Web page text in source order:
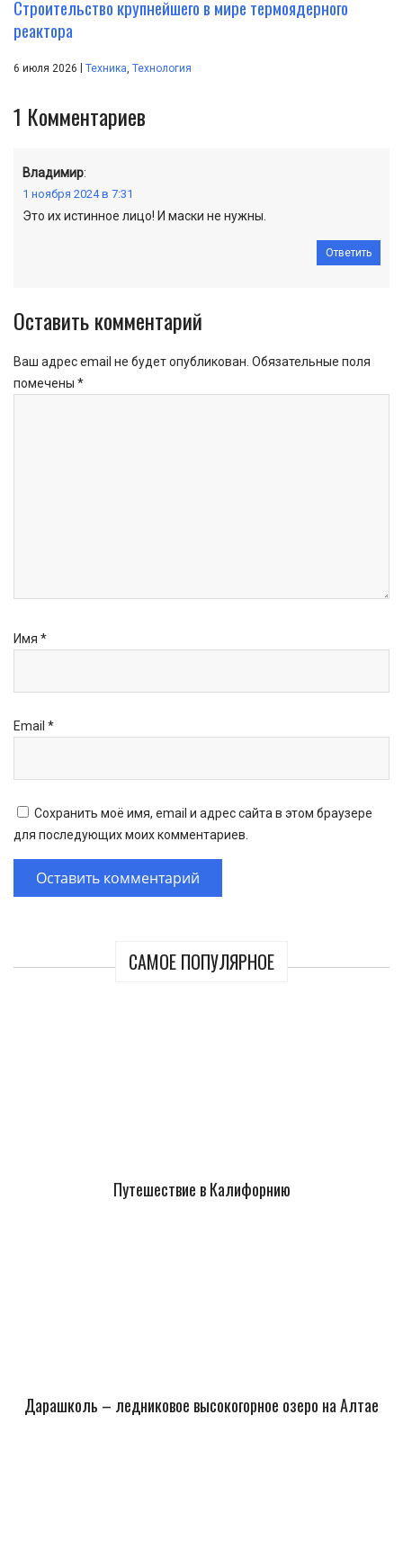
САМОЕ ПОПУЛЯРНОЕ
Путешествие в Калифорнию
Дарашколь – ледниковое высокогорное озеро на Алтае
Строительство крупнейшего в мире термоядерного
реактора
6 июля 2026 Техника, Технология
1 Комментариев
Владимир:
1 ноября 2024 в 7:31
Это их истинное лицо! И маски не нужны.
Ответить
Оставить комментарий
Ваш адрес email не будет опубликован. Обязательные поля
помечены *
Имя *
Email *
Сохранить моё имя, email и адрес сайта в этом браузере
для последующих моих комментариев.